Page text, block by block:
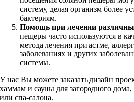
систему, делая организм более
бактериям.
Помощь при лечении
пещеры часто используются в
метода лечения при астме,
заболеваниях и других
системы.
У нас Вы можете заказать дизайн
хаммам и сауны для загородного
или спа-салона.